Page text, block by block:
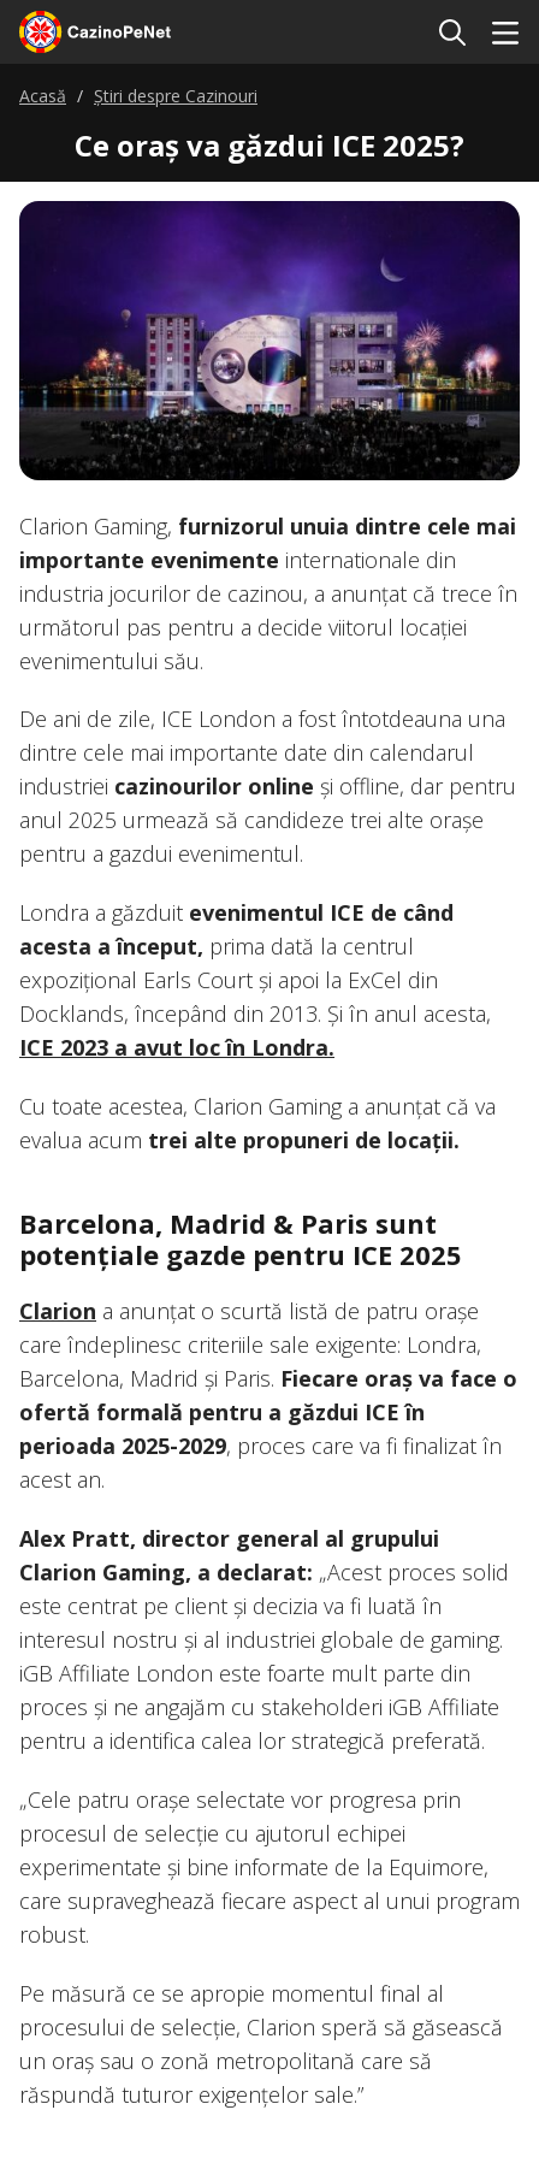
Acasă Știri despre Cazinouri
Ce oraș va găzdui ICE 2025?
Clarion Gaming, furnizorul unuia dintre cele mai
importante evenimente internationale din
industria jocurilor de cazinou, a anunțat că trece în
următorul pas pentru a decide viitorul locației
evenimentului său.
De ani de zile, ICE London a fost întotdeauna una
dintre cele mai importante date din calendarul
industriei cazinourilor online și offline, dar pentru
anul 2025 urmează să candideze trei alte orașe
pentru a gazdui evenimentul.
Londra a găzduit evenimentul ICE de când
acesta a început, prima dată la centrul
expozițional Earls Court și apoi la ExCel din
Docklands, începând din 2013. Și în anul acesta,
ICE 2023 a avut loc în Londra.
Cu toate acestea, Clarion Gaming a anunțat că va
evalua acum trei alte propuneri de locații.
Barcelona, Madrid & Paris sunt
potențiale gazde pentru ICE 2025
Clarion a anunțat o scurtă listă de patru orașe
care îndeplinesc criteriile sale exigente: Londra,
Barcelona, Madrid și Paris. Fiecare oraș va face o
ofertă formală pentru a găzdui ICE în
perioada 2025-2029, proces care va fi finalizat în
acest an.
Alex Pratt, director general al grupului
Clarion Gaming, a declarat: „Acest proces solid
este centrat pe client și decizia va fi luată în
interesul nostru și al industriei globale de gaming.
iGB Affiliate London este foarte mult parte din
proces și ne angajăm cu stakeholderi iGB Affiliate
pentru a identifica calea lor strategică preferată.
„Cele patru orașe selectate vor progresa prin
procesul de selecție cu ajutorul echipei
experimentate și bine informate de la Equimore,
care supraveghează fiecare aspect al unui program
robust.
Pe măsură ce se apropie momentul final al
procesului de selecție, Clarion speră să găsească
un oraș sau o zonă metropolitană care să
răspundă tuturor exigențelor sale.”